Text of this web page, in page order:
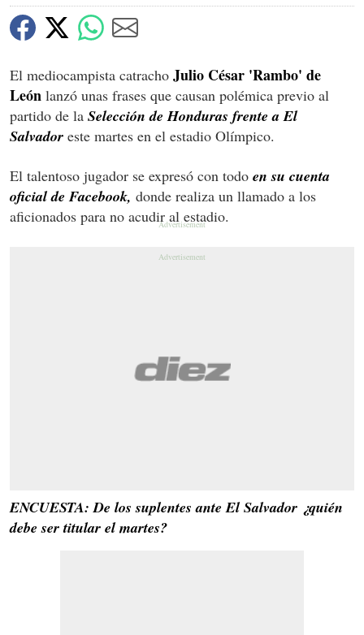
El mediocampista catracho Julio César 'Rambo' de
León lanzó unas frases que causan polémica previo al
partido de la Selección de Honduras frente a El
Salvador este martes en el estadio Olímpico.
El talentoso jugador se expresó con todo en su cuenta
oficial de Facebook, donde realiza un llamado a los
aficionados para no acudir al estadio.
ENCUESTA: De los suplentes ante El Salvador ¿quién
debe ser titular el martes?